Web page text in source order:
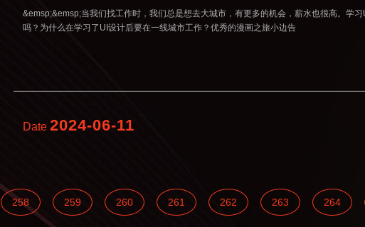
&emsp;&emsp;当我们找工作时，我们总是想去大城市，有更多的机会，薪水也很高。学
吗？为什么在学习了UI设计后要在一线城市工作？优秀的漫画之旅小边告
Date2024-06-11
258 259 260 261 262 263 264